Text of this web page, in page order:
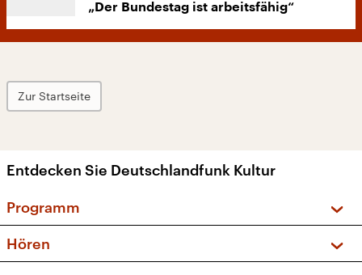
„Der Bundestag ist arbeitsfähig“
Zur Startseite
Entdecken Sie Deutschlandfunk Kultur
Programm
Sendungen und Podcasts
Hören